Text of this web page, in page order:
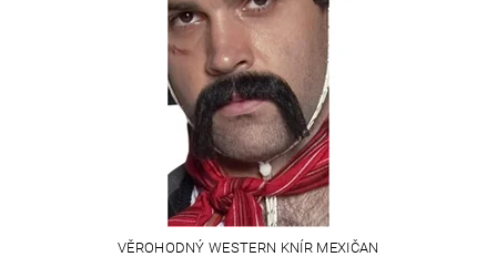
VĚROHODNÝ WESTERN KNÍR MEXIČAN